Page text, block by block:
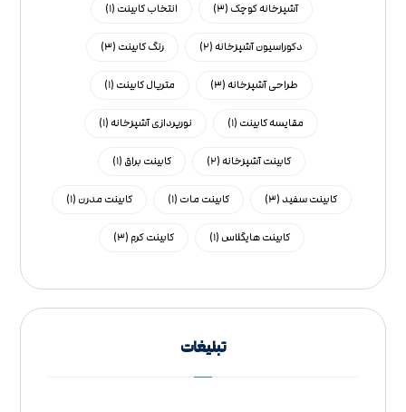
آشپزخانه کوچک (۳) انتخاب کابینت (۱)
دکوراسیون آشپزخانه(۲) رنگ کابینت (۳)
طراحی آشپزخانه(۳) متریال کابینت (۱)
مقایسه کابینت (۱) نورپردازی آشپزخانه(۱)
کابینت آشپزخانه(۲) کابینت براق (۱)
کابینت سفید(۳) کابینت مات (۱) کابینت مدرن (۱)
کابینت هایگلاس (۱) کابینت کرم (۳)
تبلیغات